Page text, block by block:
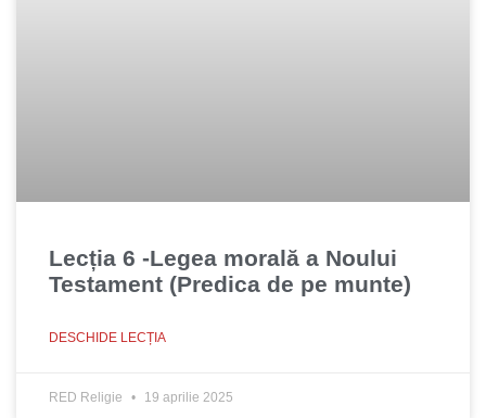
Lecția 6 -Legea morală a Noului
Testament (Predica de pe munte)
DESCHIDE LECȚIA
RED Religie 19 aprilie 2025